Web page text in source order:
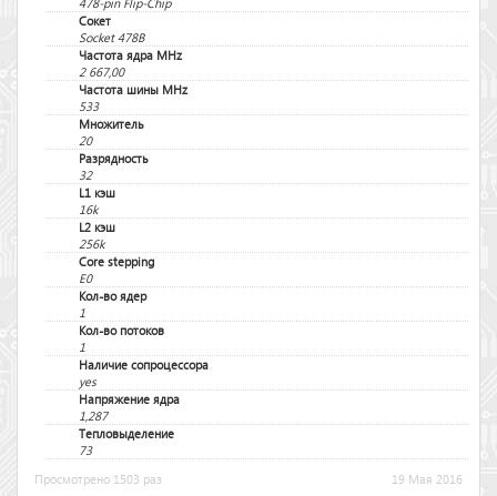
Сокет
Socket 478B
Частота ядра MHz
2 667,00
Частота шины MHz
533
Множитель
20
Разрядность
32
L1 кэш
16k
L2 кэш
256k
Core stepping
E0
Кол-во ядер
1
Кол-во потоков
1
Наличие сопроцессора
yes
Напряжение ядра
1,287
Тепловыделение
73
Просмотрено 1503 раз
19 Мая 2016